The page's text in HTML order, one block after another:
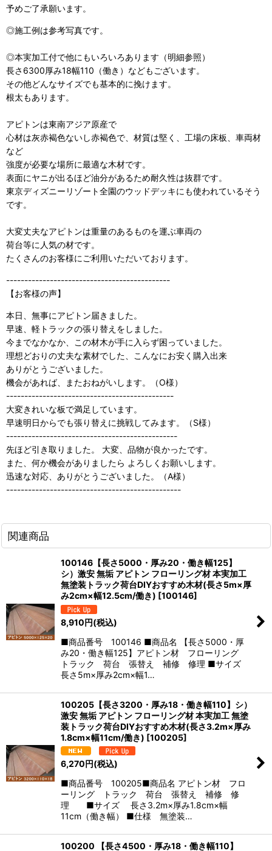
予めご了承願います。
◎施工例は参考写真です。
◎本実加工付で他にもいろいろあります（明細参照）
長さ6300厚み18幅110（働き）などもございます。
その他どんなサイズでも基本的に挽けます。
根太もあります。
アピトンは東南アジア原産で
心材は灰赤褐色ないし赤褐色で、材質は堅く、工場の床板、車両材
など
強度が必要な場所に最適な木材です。
表面にヤニが出るほど油分があるため耐久性は抜群です。
東京ディズニーリゾート全園のウッドデッキにも使われているそう
です。
大変丈夫なアピトンは重量のあるものを運ぶ車両の
荷台等に人気の材です。
たくさんのお客様にご利用いただいております。
---------------------------------------------
【お客様の声】
本日、無事にアピトン届きました。
早速、軽トラックの張り替えをしました。
今までなかなか、この材木が手に入らず困っていました。
理想どおりの丈夫な素材でした、こんなにお安く購入出来
ありがとうございました。
機会があれば、またおねがいします。（O様）
----------------------------------------------
大変きれいな板で満足しています。
早速明日からでも張り替えに挑戦してみます。（S様）
-----------------------------------------------
先ほど引き取りました。 大変、品物が良かったです。
また、何か機会がありましたら よろしくお願いします。
迅速な対応、ありがとうございました。（A様）
------------------------------------------------
関連商品
100146【長さ5000・厚み20・働き幅125】
シ）激安 無垢 アピトン フローリング材 本実加工
無塗装トラック荷台DIYおすすめ木材(長さ5m×厚
み2cm×幅12.5cm/働き) [100146]
8,910円(税込)
■商品番号 100146 ■商品名 【長さ5000・厚
み20・働き幅125】アピトン材 フローリング
トラック 荷台 張替え 補修 修理 ■サイズ
長さ5m×厚み2cm×幅1…
100205【長さ3200・厚み18・働き幅110】シ）
激安 無垢 アピトン フローリング材 本実加工 無塗
装トラック荷台DIYおすすめ木材(長さ3.2m×厚み
1.8cm×幅11cm/働き) [100205]
6,270円(税込)
■商品番号 100205■商品名 アピトン材 フロ
ーリング トラック 荷台 張替え 補修 修
理 ■サイズ 長さ3.2m×厚み1.8cm×幅
11cm（働き幅） ■仕様 無塗装…
100200 【長さ4500・厚み18・働き幅110】